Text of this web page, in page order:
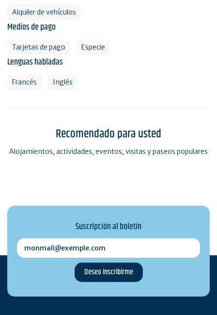
Alquiler de vehículos
Medios de pago
Tarjetas de pago Especie
Lenguas habladas
Francés Inglés
Recomendado para usted
Alojamientos, actividades, eventos, visitas y paseos populares
Suscripción al boletín
monmail@exemple.com